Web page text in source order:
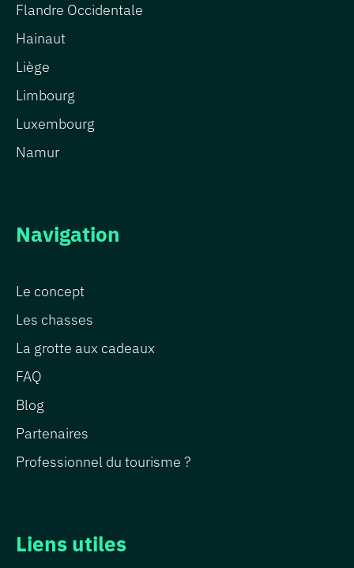
Navigation
Le concept
Les chasses
La grotte aux cadeaux
FAQ
Blog
Partenaires
Professionnel du tourisme ?
Flandre Occidentale
Hainaut
Liège
Limbourg
Luxembourg
Namur
Liens utiles